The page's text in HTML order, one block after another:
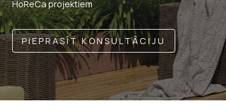
HoReCa projektiem
PIEPRASĪT KONSULTĀCIJU